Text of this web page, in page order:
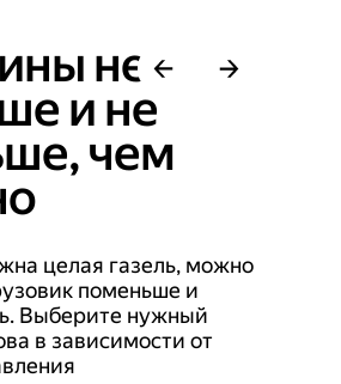
не
и не
чем
целая газель, можно
поменьше и
Выберите нужный
в зависимости от